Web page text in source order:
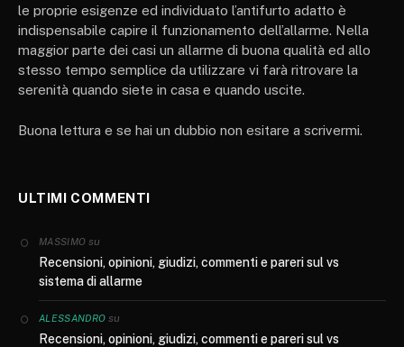
le proprie esigenze ed individuato l’antifurto adatto è
indispensabile capire il funzionamento dell’allarme. Nella
maggior parte dei casi un allarme di buona qualità ed allo
stesso tempo semplice da utilizzare vi farà ritrovare la
serenità quando siete in casa e quando uscite.
Buona lettura e se hai un dubbio non esitare a scrivermi.
ULTIMI COMMENTI
MASSIMO su
Recensioni, opinioni, giudizi, commenti e pareri sul vs
sistema di allarme
ALESSANDRO su
Recensioni, opinioni, giudizi, commenti e pareri sul vs